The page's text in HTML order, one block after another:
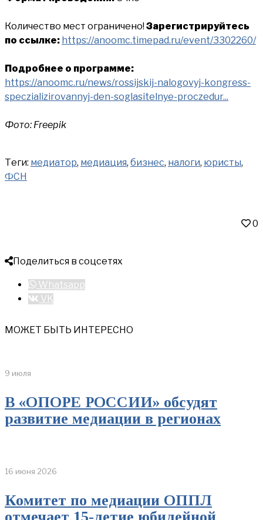
Количество мест ограничено!Зарегистрируйтесь
по ссылке: https://anoomc.timepad.ru/event/3302260/
Подробнее о программе:
https://anoomc.ru/news/rossijskij-nalogovyj-kongress-
speczializirovannyj-den-soglasitelnye-proczedur...
Фото: Freepik
Теги: медиатор, медиация, бизнес, налоги, юристы,
ФСН
0
Поделиться в соцсетях
Whatsapp
VK
МОЖЕТ БЫТЬ ИНТЕРЕСНО
9 июля
В «ОПОРЕ РОССИИ» обсудят
развитие медиации в регионах
16 июня 2026
Комитет по медиации ОППЛ